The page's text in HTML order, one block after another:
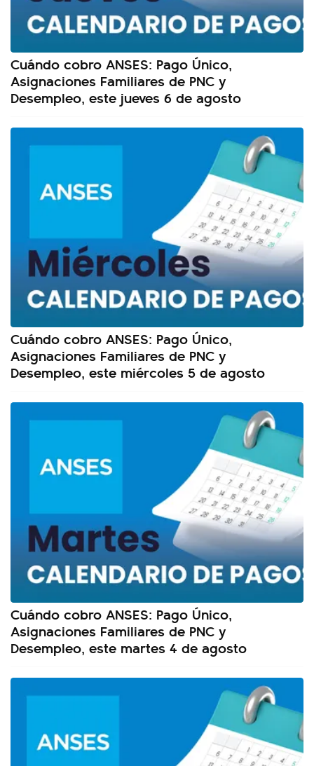
Cuándo cobro ANSES: Pago Único,
Asignaciones Familiares de PNC y
Desempleo, este jueves 6 de agosto
Cuándo cobro ANSES: Pago Único,
Asignaciones Familiares de PNC y
Desempleo, este miércoles 5 de agosto
Cuándo cobro ANSES: Pago Único,
Asignaciones Familiares de PNC y
Desempleo, este martes 4 de agosto